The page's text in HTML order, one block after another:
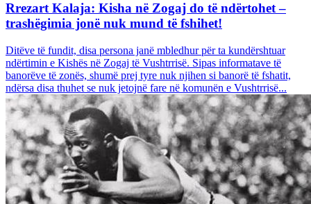
Rrezart Kalaja: Kisha në Zogaj do të ndërtohet –
trashëgimia jonë nuk mund të fshihet!
Ditëve të fundit, disa persona janë mbledhur për ta kundërshtuar
ndërtimin e Kishës në Zogaj të Vushtrrisë. Sipas informatave të
banorëve të zonës, shumë prej tyre nuk njihen si banorë të fshatit,
ndërsa disa thuhet se nuk jetojnë fare në komunën e Vushtrrisë...